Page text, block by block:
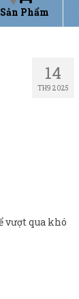
Sản Phẩm
14
TH9 2025
vượt qua khó